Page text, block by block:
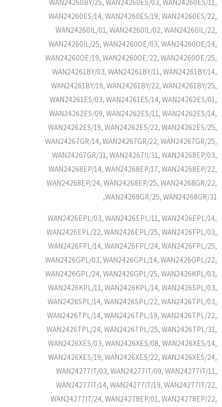
WAN24260ES/14, WAN24260ES/19, WAN24260ES/22,
WAN24260IL/01, WAN24260IL/02, WAN24260IL/22,
WAN24260IL/25, WAN24260OE/03, WAN24260OE/14,
WAN24260OE/19, WAN24260OE/22, WAN24260OE/25,
WAN24261BY/03, WAN24261BY/11, WAN24261BY/14,
WAN24261BY/19, WAN24261BY/22, WAN24261BY/25,
WAN24261ES/03, WAN24261ES/14, WAN24262ES/01,
WAN24262ES/09, WAN24262ES/11, WAN24262ES/14,
WAN24262ES/19, WAN24262ES/22, WAN24262ES/25,
WAN24267GR/14, WAN24267GR/22, WAN24267GR/25,
WAN24267GR/31, WAN24267II/31, WAN24268EP/03,
WAN24268EP/14, WAN24268EP/17, WAN24268EP/22,
WAN24268EP/24, WAN24268EP/25, WAN24268GR/22,
WAN24268GR/25, WAN24268GR/31,
WAN2426EPL/03, WAN2426EPL/11, WAN2426EPL/14,
WAN2426EPL/22, WAN2426EPL/25, WAN2426FPL/03,
WAN2426FPL/14, WAN2426FPL/24, WAN2426FPL/25,
WAN2426GPL/03, WAN2426GPL/14, WAN2426GPL/22,
WAN2426GPL/24, WAN2426GPL/25, WAN2426KPL/03,
WAN2426KPL/11, WAN2426KPL/14, WAN2426SPL/03,
WAN2426SPL/14, WAN2426SPL/22, WAN2426TPL/03,
WAN2426TPL/14, WAN2426TPL/19, WAN2426TPL/22,
WAN2426TPL/24, WAN2426TPL/25, WAN2426TPL/31,
WAN2426XES/03, WAN2426XES/08, WAN2426XES/14,
WAN2426XES/19, WAN2426XES/22, WAN2426XES/24,
WAN24277IT/03, WAN24277IT/09, WAN24277IT/11,
WAN24277IT/14, WAN24277IT/19, WAN24277IT/22,
WAN24277IT/24, WAN24278EP/01, WAN24278EP/22,